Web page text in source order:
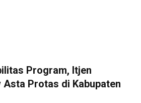
Program, Itjen
Asta Protas di Kabupaten